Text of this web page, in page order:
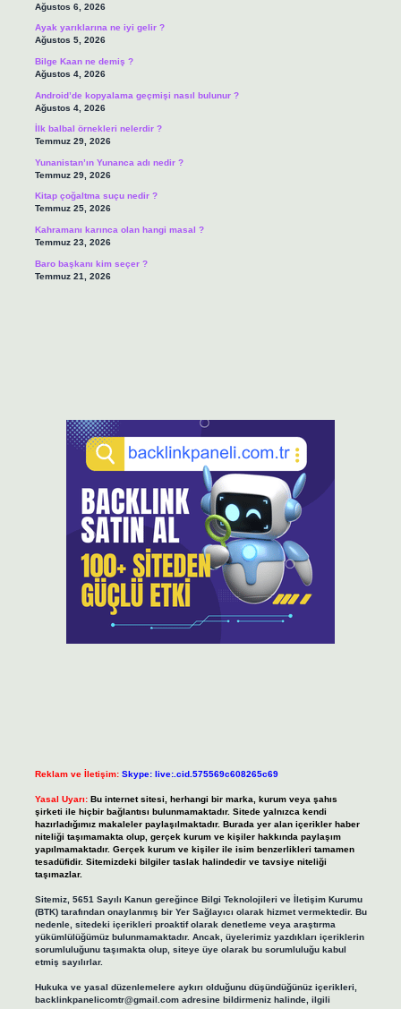
Ağustos 6, 2026
Ayak yarıklarına ne iyi gelir ?
Ağustos 5, 2026
Bilge Kaan ne demiş ?
Ağustos 4, 2026
Android’de kopyalama geçmişi nasıl bulunur ?
Ağustos 4, 2026
İlk balbal örnekleri nelerdir ?
Temmuz 29, 2026
Yunanistan’ın Yunanca adı nedir ?
Temmuz 29, 2026
Kitap çoğaltma suçu nedir ?
Temmuz 25, 2026
Kahramanı karınca olan hangi masal ?
Temmuz 23, 2026
Baro başkanı kim seçer ?
Temmuz 21, 2026
Reklam ve İletişim: Skype: live:.cid.575569c608265c69
Yasal Uyarı: Bu internet sitesi, herhangi bir marka, kurum veya şahıs
şirketi ile hiçbir bağlantısı bulunmamaktadır. Sitede yalnızca kendi
hazırladığımız makaleler paylaşılmaktadır. Burada yer alan içerikler haber
niteliği taşımamakta olup, gerçek kurum ve kişiler hakkında paylaşım
yapılmamaktadır. Gerçek kurum ve kişiler ile isim benzerlikleri tamamen
tesadüfidir. Sitemizdeki bilgiler taslak halindedir ve tavsiye niteliği
taşımazlar.
Sitemiz, 5651 Sayılı Kanun gereğince Bilgi Teknolojileri ve İletişim Kurumu
(BTK) tarafından onaylanmış bir Yer Sağlayıcı olarak hizmet vermektedir. Bu
nedenle, sitedeki içerikleri proaktif olarak denetleme veya araştırma
yükümlülüğümüz bulunmamaktadır. Ancak, üyelerimiz yazdıkları içeriklerin
sorumluluğunu taşımakta olup, siteye üye olarak bu sorumluluğu kabul
etmiş sayılırlar.
Hukuka ve yasal düzenlemelere aykırı olduğunu düşündüğünüz içerikleri,
backlinkpanelicomtr@gmail.comadresine bildirmeniz halinde, ilgili